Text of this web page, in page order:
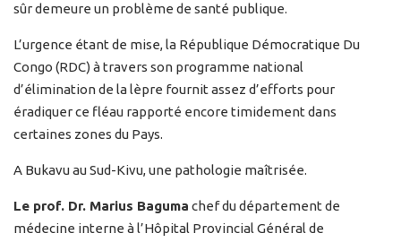
sûr demeure un problème de santé publique.
L’urgence étant de mise, la République Démocratique Du
Congo (RDC) à travers son programme national
d’élimination de la lèpre fournit assez d’efforts pour
éradiquer ce fléau rapporté encore timidement dans
certaines zones du Pays.
A Bukavu au Sud-Kivu, une pathologie maîtrisée.
Le prof. Dr. Marius Baguma chef du département de
médecine interne à l’Hôpital Provincial Général de